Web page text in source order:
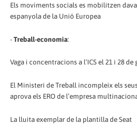
Els moviments socials es mobilitzen
espanyola de la Unió Europea
-Treball-economia:
Vaga i concentracions a l’ICS el 21 i 28 de
El Ministeri de Treball incompleix els
aprova els ERO de l’empresa
La lluita exemplar de la plantilla de Seat